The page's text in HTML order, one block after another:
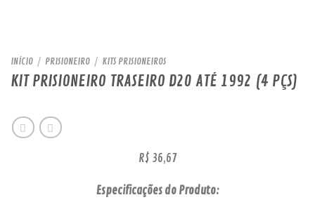
INÍCIO / PRISIONEIRO / KITS PRISIONEIROS
KIT PRISIONEIRO TRASEIRO D20 ATÉ 1992 (4 PÇS)
R$ 36,67
Especificações do Produto: